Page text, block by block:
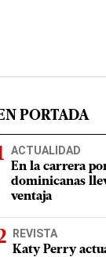
PORTADA
ACTUALIDAD
En la carrera
dominicanas
ventaja
REVISTA
Katy Perry